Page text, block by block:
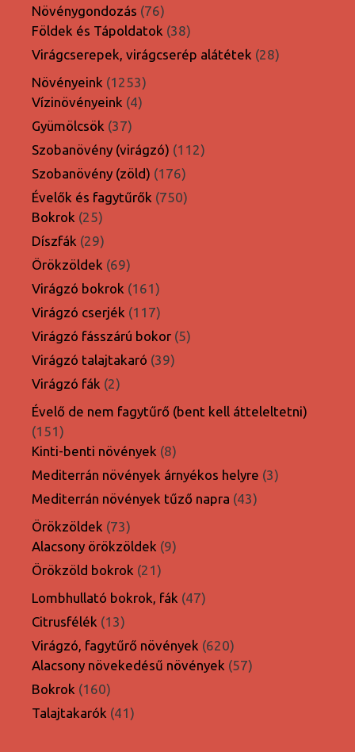
termék
Növénygondozás 7676
termék
Földek és Tápoldatok 3838
termék
Virágcserepek, virágcserép alátétek 2828
Növényeink 12531253
termék
Vízinövényeink 44
Gyümölcsök 3737
termék
Szobanövény (virágzó) 112112
Szobanövény (zöld) 176176
termék
Évelők és fagytűrők 750750
Bokrok 2525
termék
Díszfák 2929
termék
Örökzöldek 6969
termék
Virágzó bokrok 161161
termék
Virágzó cserjék 117117
termék
Virágzó fásszárú bokor 55
Virágzó talajtakaró 3939
Virágzó fák 22
termék
Évelő de nem fagytűrő (bent kell átteleltetni)
151151
termék
Kinti-benti növények 88
termék
Mediterrán növények árnyékos helyre 33
Mediterrán növények tűző napra 4343
Örökzöldek 7373
termék
Alacsony örökzöldek 99
Örökzöld bokrok 2121
termék
Lombhullató bokrok, fák 4747
Citrusfélék 1313
termék
Virágzó, fagytűrő növények 620620
termék
Alacsony növekedésű növények 5757
Bokrok 160160
termék
Talajtakarók 4141